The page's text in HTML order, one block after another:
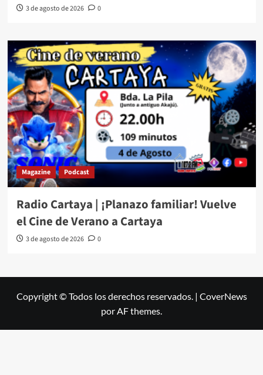
3 de agosto de 2026 0
Magazine Podcast
Radio Cartaya | ¡Planazo familiar! Vuelve
el Cine de Verano a Cartaya
3 de agosto de 2026 0
Copyright © Todos los derechos reservados. | CoverNews
por AF themes.